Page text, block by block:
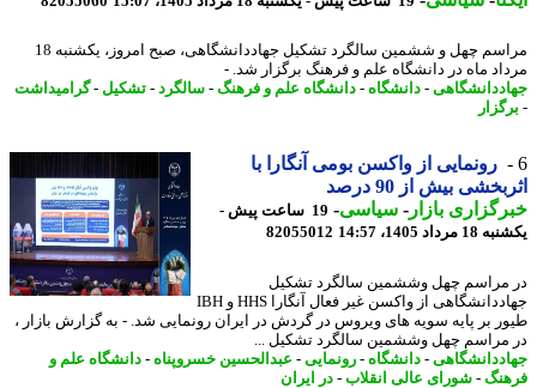
مراسم چهل و ششمین سالگرد تشکیل جهاددانشگاهی، صبح امروز، یکشنبه 18
ماه در دانشگاه علم و فرهنگ برگزار شد. -
-دانشگاه-دانشگاه علم و فرهنگ -سالگرد-تشکیل-گرامیداشت
رونمایی از واکسن بومی آنگارا با
بیش از 90 درصد
بازار- سیاسی-
19 ساعت پیش -
1405، 14:57
82055012
مراسم چهل وششمین سالگرد تشکیل
جهاددانشگاهی از واکسن غیر فعال آنگارا HHS و IBH
بر پایه سویه های ویروس در گردش در ایران رونمایی شد. - به گزارش بازار ،
چهل وششمین سالگرد تشکیل ...
-دانشگاه-رونمایی-عبدالحسین خسروپناه-دانشگاه علم و
-شورای عالی انقلاب-در ایران